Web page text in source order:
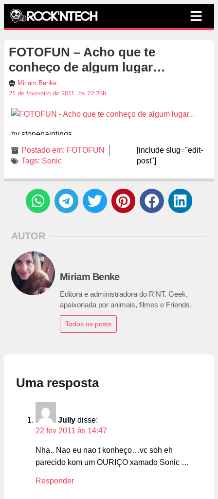
FOTOFUN – Acho que te
conheço de algum lugar…
Miriam Benke
21 de fevereiro de 2011, às 22:25h
by stonepaintings
Postado em: FOTOFUN
Tags: Sonic
[include slug="edit-
post"]
AUTOR
Miriam Benke
Editora e administradora do R'NT. Geek,
apaixonada por animais, filmes e Friends.
Todos os posts
Uma resposta
Jully disse:
22 fev 2011 às 14:47
Nha.. Nao eu nao t konheço…vc soh eh
parecido kom um OURIÇO xamado Sonic …
Responder